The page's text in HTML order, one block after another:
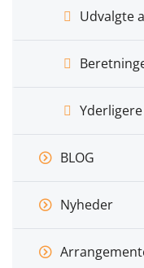
Udvalgte
BLOG
Nyheder